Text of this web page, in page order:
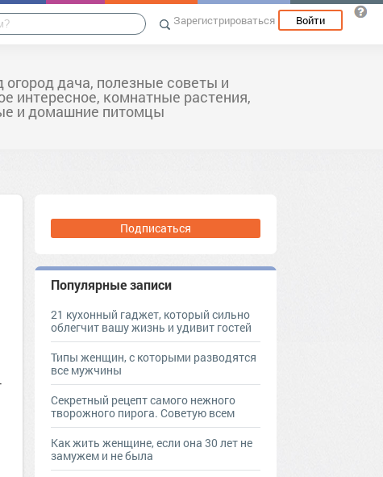
Зарегистрироваться Войти
огород дача, полезные советы и
интересное, комнатные растения,
и домашние питомцы
Подписаться
Популярные записи
21 кухонный гаджет, который сильно
облегчит вашу жизнь и удивит гостей
Типы женщин, с которыми разводятся
все мужчины
Секретный рецепт самого нежного
творожного пирога. Советую всем
Как жить женщине, если она 30 лет не
замужем и не была